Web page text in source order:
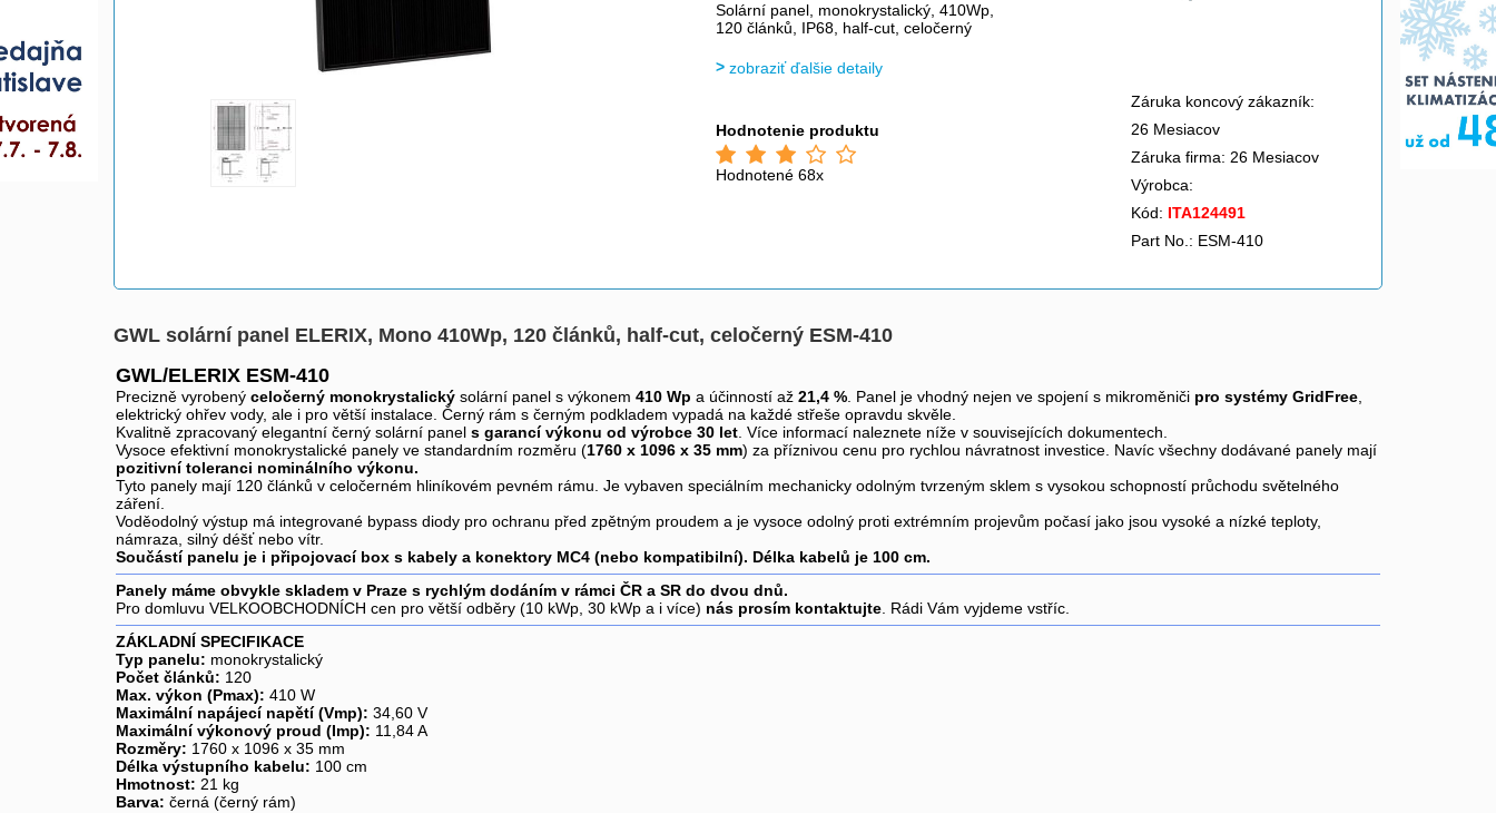
Solární panel, monokrystalický, 410Wp,
120 článků, IP68, half-cut, celočerný
zobraziť ďalšie detaily
Hodnotenie produktu
Hodnotené 68x
Záruka koncový zákazník:
26 Mesiacov
Záruka firma: 26 Mesiacov
Výrobca:
Kód: ITA124491
Part No.: ESM-410
GWL solární panel ELERIX, Mono 410Wp, 120 článků, half-cut, celočerný ESM-410
GWL/ELERIX ESM-410
Precizně vyrobený celočerný monokrystalický solární panel s výkonem 410 Wp a účinností až 21,4 % . Panel je vhodný nejen ve spojení s mikroměniči pro systémy GridFree
elektrický ohřev vody, ale i pro větší instalace. Černý rám s černým podkladem vypadá na každé střeše opravdu skvěle.
Kvalitně zpracovaný elegantní černý solární panel s garancí výkonu od výrobce 30 let . Více informací naleznete níže v souvisejících dokumentech.
Vysoce efektivní monokrystalické panely ve standardním rozměru (1760 x 1096 x 35 mm) za příznivou cenu pro rychlou návratnost investice. Navíc všechny dodávané panely mají
pozitivní toleranci nominálního výkonu.
Tyto panely mají 120 článků v celočerném hliníkovém pevném rámu. Je vybaven speciálním mechanicky odolným tvrzeným sklem s vysokou schopností průchodu světelného
záření.
Voděodolný výstup má integrované bypass diody pro ochranu před zpětným proudem a je vysoce odolný proti extrémním projevům počasí jako jsou vysoké a nízké teploty,
námraza, silný déšť nebo vítr.
Součástí panelu je i připojovací box s kabely a konektory MC4 (nebo kompatibilní). Délka kabelů je 100 cm.
Panely máme obvykle skladem v Praze s rychlým dodáním v rámci ČR a SR do dvou dnů.
Pro domluvu VELKOOBCHODNÍCH cen pro větší odběry (10 kWp, 30 kWp a i více) nás prosím kontaktujte . Rádi Vám vyjdeme vstříc.
ZÁKLADNÍ SPECIFIKACE
Typ panelu: monokrystalický
Počet článků: 120
Max. výkon (Pmax): 410 W
Maximální napájecí napětí (Vmp): 34,60 V
Maximální výkonový proud (Imp): 11,84 A
Rozměry: 1760 x 1096 x 35 mm
Délka výstupního kabelu: 100 cm
Hmotnost: 21 kg
Barva: černá (černý rám)